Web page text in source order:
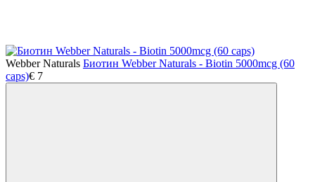
Webber Naturals Биотин Webber Naturals - Biotin 5000mcg (60
caps)€ 7